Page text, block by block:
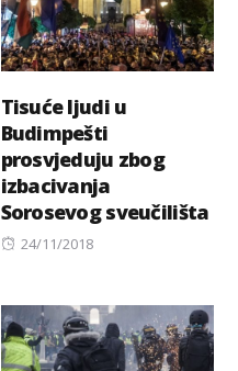
Tisuće ljudi u
Budimpešti
prosvjeduju zbog
izbacivanja
Sorosevog sveučilišta
Posted
24/11/2018